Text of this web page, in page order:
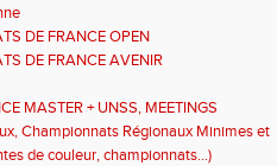
DE FRANCE OPEN
DE FRANCE AVENIR
MASTER + UNSS, MEETINGS
REG.
Championnats Régionaux Minimes et
de couleur, championnats...)